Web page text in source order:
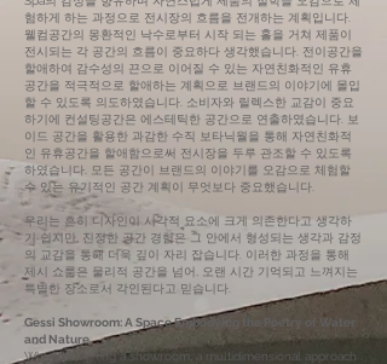
험하게 하는 과정으로 전시장의 흐름을 전개하는 계획입니다.
웰컴공간의 몽환적인 낙수로부터 시작 되는 홀을 거쳐 제품이
전시되는 각 공간의 흐름이 중요하다 생각했습니다. 전이공간을
할애하여 감수성의 끈으로 이어질 수 있는 자연친화적인 유휴
공간을 적극적으로 할애하는 계획으로 브랜드의 이야기에 몰입
할 수 있도록 의도하였습니다. 소비자와 릴렉스한 교감이 중요
하기에 컨설팅공간은 에스테틱한 공간으로 연출하였습니다. 보
이드 공간을 활용한 과감한 수직 보타닉월을 통해 자연친화적
인 유휴공간을 할애함으로써 전시장을 두루 관조할 수 있도록
하였습니다. 모든 공간이 브랜드의 이야기를 오감으로 체험할
수 있는 유기적인 공간 계획이 무엇보다 중요했습니다.
우리는 흔히 디자인이 시각적 요소에 크게 의존한다고 생각하
기 쉽지만, 진정한 공간 경험은 그 안에서 형성되는 생각과 감정
의 교감을 통해 더욱 깊이 자리 잡습니다. 이러한 과정을 통해
제시 쇼룸은 물리적 공간을 넘어, 오랜 시간 기억되고 느껴지는
특별한 장소로서 각인된다고 믿습니다.
Gessi Showroom: A Space Embodying the Poetry of Water
and Nature
When designing a showroom, a multidimensional approach